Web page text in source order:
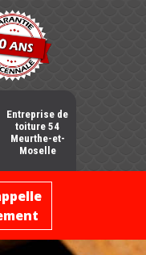
Entreprise de
toiture 54
Meurthe-et-
Moselle